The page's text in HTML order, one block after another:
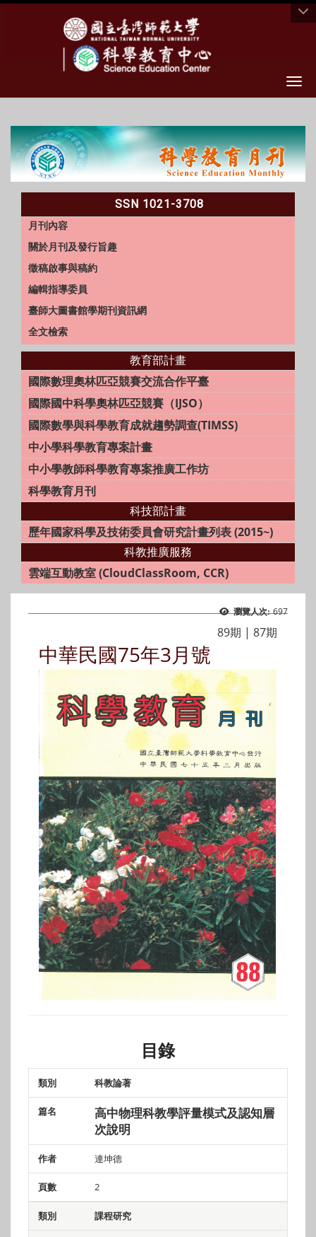
SSN 1021-3708
月刊內容
關於月刊及發行旨趣
徵稿啟事與稿約
編輯指導委員
臺師大圖書館學期刊資訊網
全文檢索
教育部計畫
國際數理奧林匹亞競賽交流合作平臺
國際國中科學奧林匹亞競賽（IJSO）
國際數學與科學教育成就趨勢調查(TIMSS)
中小學科學教育專案計畫
中小學教師科學教育專案推廣工作坊
科學教育月刊
科技部計畫
歷年國家科學及技術委員會研究計畫列表 (2015~)
科教推廣服務
雲端互動教室 (CloudClassRoom, CCR)
瀏覽人次: 697
89期 | 87期
中華民國75年3月號
目錄
類別 作者
科教論著
高中物理科教學評量模式及認知層
次說明
連坤德
2
課程研究